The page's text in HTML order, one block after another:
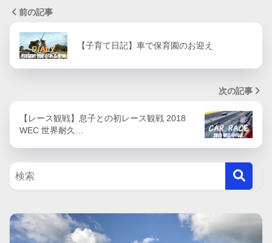
前の記事
【子育て日記】車で保育園のお迎え
次の記事
【レース観戦】息子との初レース観戦 2018
WEC 世界耐久…